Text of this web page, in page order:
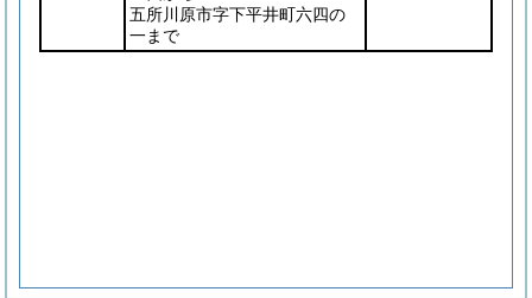
五所川原市字下平井町六四の
一まで